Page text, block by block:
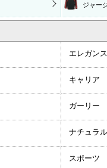
ジャー
エレガンス
キャリア
ガーリー
ナチュラル
スポーツ